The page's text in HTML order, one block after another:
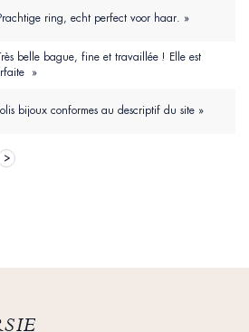
ring, echt perfect voor haar. »
belle bague, fine et travaillée ! Elle est
»
bijoux conformes au descriptif du site »